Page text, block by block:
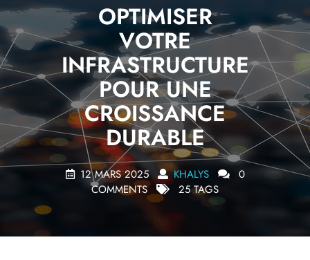
OPTIMISER
VOTRE
INFRASTRUCTURE
POUR UNE
CROISSANCE
DURABLE
12 MARS 2025 KHALYS
0
COMMENTS
25 TAGS